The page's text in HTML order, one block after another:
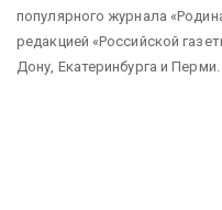
популярного журнала
редакцией «Российской
Дону, Екатеринбурга и Перми.